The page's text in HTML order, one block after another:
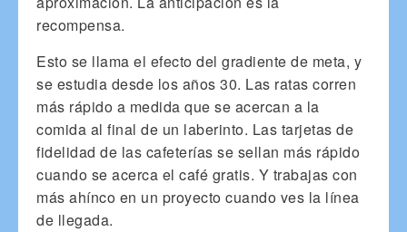
recompensa.
Esto se llama el efecto del gradiente de meta, y
se estudia desde los años 30. Las ratas corren
más rápido a medida que se acercan a la
comida al final de un laberinto. Las tarjetas de
fidelidad de las cafeterías se sellan más rápido
cuando se acerca el café gratis. Y trabajas con
más ahínco en un proyecto cuando ves la línea
de llegada.